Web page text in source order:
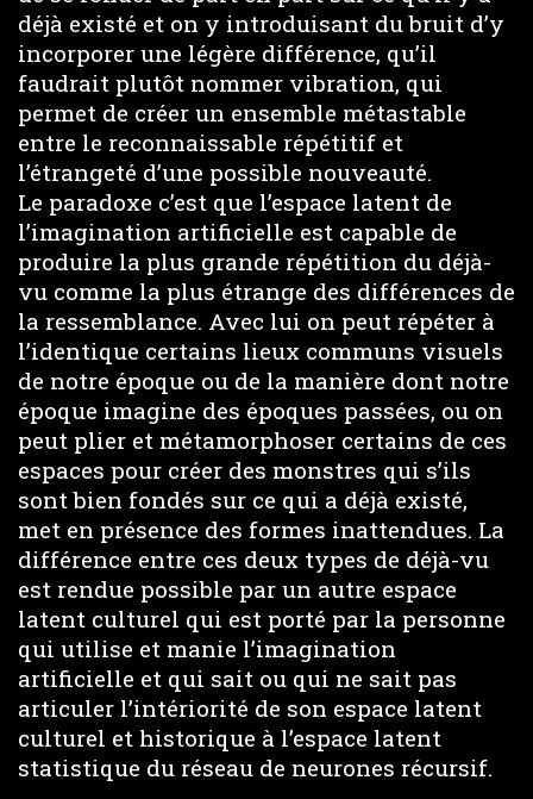
déjà existé et on y introduisant du bruit d’y
incorporer une légère différence, qu’il
faudrait plutôt nommer vibration, qui
permet de créer un ensemble métastable
entre le reconnaissable répétitif et
l’étrangeté d’une possible nouveauté.
Le paradoxe c’est que l’espace latent de
l’imagination artificielle est capable de
produire la plus grande répétition du déjà-
vu comme la plus étrange des différences de
la ressemblance. Avec lui on peut répéter à
l’identique certains lieux communs visuels
de notre époque ou de la manière dont notre
époque imagine des époques passées, ou on
peut plier et métamorphoser certains de ces
espaces pour créer des monstres qui s’ils
sont bien fondés sur ce qui a déjà existé,
met en présence des formes inattendues. La
différence entre ces deux types de déjà-vu
est rendue possible par un autre espace
latent culturel qui est porté par la personne
qui utilise et manie l’imagination
artificielle et qui sait ou qui ne sait pas
articuler l’intériorité de son espace latent
culturel et historique à l’espace latent
statistique du réseau de neurones récursif.